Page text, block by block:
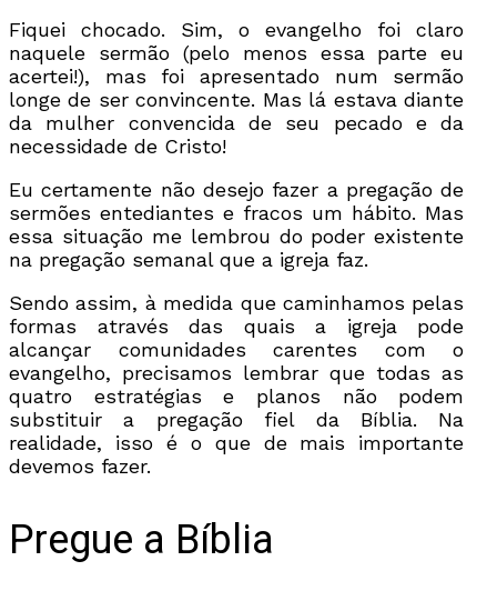
Fiquei chocado. Sim, o evangelho foi claro
naquele sermão (pelo menos essa parte eu
acertei!), mas foi apresentado num sermão
longe de ser convincente. Mas lá estava diante
da mulher convencida de seu pecado e da
necessidade de Cristo!
Eu certamente não desejo fazer a pregação de
sermões entediantes e fracos um hábito. Mas
essa situação me lembrou do poder existente
na pregação semanal que a igreja faz.
Sendo assim, à medida que caminhamos pelas
formas através das quais a igreja pode
alcançar comunidades carentes com o
evangelho, precisamos lembrar que todas as
quatro estratégias e planos não podem
substituir a pregação fiel da Bíblia. Na
realidade, isso é o que de mais importante
devemos fazer.
Pregue a Bíblia